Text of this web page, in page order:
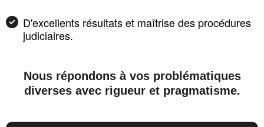
D'excellents résultats et maîtrise des procédures
judiciaires.
Nous répondons à vos problématiques
diverses avec rigueur et pragmatisme.